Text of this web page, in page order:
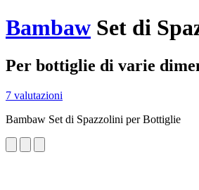
Bambaw Set di
Per bottiglie di varie
7 valutazioni
Bambaw Set di Spazzolini per Bottiglie